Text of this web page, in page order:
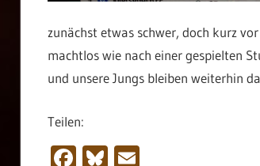
zunächst etwas schwer, doch kurz
machtlos wie nach einer gespielten
und unsere Jungs bleiben weiterhin
Teilen:
Facebook
Bluesky
Email